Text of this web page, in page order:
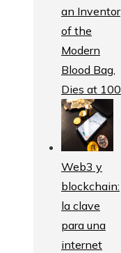
an Inventor
of the
Modern
Blood Bag,
Dies at 100
Web3 y
blockchain:
la clave
para una
internet